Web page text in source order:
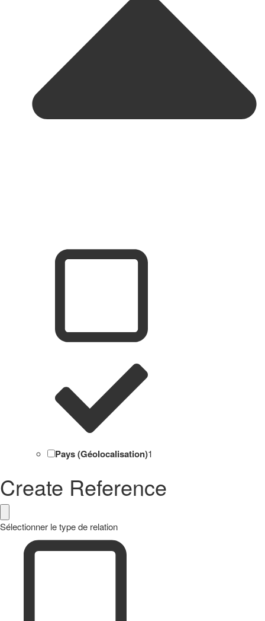
Pays (Géolocalisation)1
Create Reference
Sélectionner le type de relation